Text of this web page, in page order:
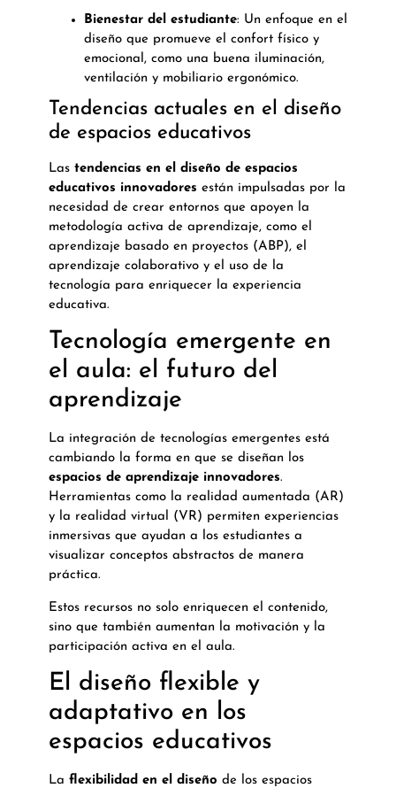
Bienestar del estudiante: Un enfoque en el
diseño que promueve el confort físico y
emocional, como una buena iluminación,
ventilación y mobiliario ergonómico.
Tendencias actuales en el diseño
de espacios educativos
Las tendencias en el diseño de espacios
educativos innovadores están impulsadas por la
necesidad de crear entornos que apoyen la
metodología activa de aprendizaje, como el
aprendizaje basado en proyectos (ABP), el
aprendizaje colaborativo y el uso de la
tecnología para enriquecer la experiencia
educativa.
Tecnología emergente en
el aula: el futuro del
aprendizaje
La integración de tecnologías emergentes está
cambiando la forma en que se diseñan los
espacios de aprendizaje innovadores.
Herramientas como la realidad aumentada (AR)
y la realidad virtual (VR) permiten experiencias
inmersivas que ayudan a los estudiantes a
visualizar conceptos abstractos de manera
práctica.
Estos recursos no solo enriquecen el contenido,
sino que también aumentan la motivación y la
participación activa en el aula.
El diseño flexible y
adaptativo en los
espacios educativos
La flexibilidad en el diseño de los espacios